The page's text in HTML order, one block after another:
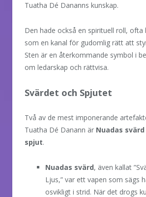
Tuatha Dé Dananns kunskap.
Den hade också en spirituell roll, ofta
som en kanal för gudomlig rätt att
Sten är en återkommande symbol i
om ledarskap och rättvisa.
Svärdet och Spjutet
Två av de mest imponerande
Tuatha Dé Danann är Nuadas svärd
spjut.
Nuadas svärd, även kallat
Ljus,” var ett vapen som sägs
osvikligt i strid. När det drogs